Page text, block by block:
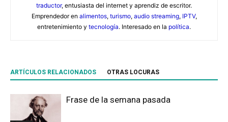
traductor, entusiasta del internet y aprendiz de escritor.
Emprendedor en alimentos, turismo, audio streaming, IPTV,
entretenimiento y tecnología. Interesado en la política.
ARTÍCULOS RELACIONADOS OTRAS LOCURAS
Frase de la semana pasada